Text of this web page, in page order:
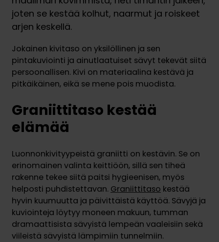
joten se kestää kolhut, naarmut ja roiskeet
arjen keskellä.
Jokainen kivitaso on yksilöllinen ja sen
pintakuviointi ja ainutlaatuiset sävyt tekevät siitä
persoonallisen. Kivi on materiaalina kestävä ja
pitkäikäinen, eikä se mene pois muodista.
Graniittitaso kestää
elämää
Luonnonkivityypeistä graniitti on kestävin. Se on
erinomainen valinta keittiöön, sillä sen tiheä
rakenne tekee siitä paitsi hygieenisen, myös
helposti puhdistettavan. Graniittitaso kestää
hyvin kuumuutta ja päivittäistä käyttöä. Sävyjä ja
kuviointeja löytyy moneen makuun, ​​tumman
dramaattisista sävyistä lempeän vaaleisiin sekä
viileistä sävyistä lämpimiin tunnelmiin.